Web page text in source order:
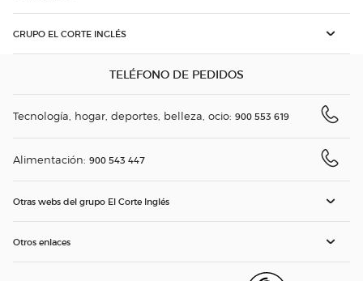
GRUPO EL CORTE INGLÉS
TELÉFONO DE PEDIDOS
Tecnología, hogar, deportes, belleza, ocio: 900 553 619
Alimentación: 900 543 447
Otras webs del grupo El Corte Inglés
Otros enlaces